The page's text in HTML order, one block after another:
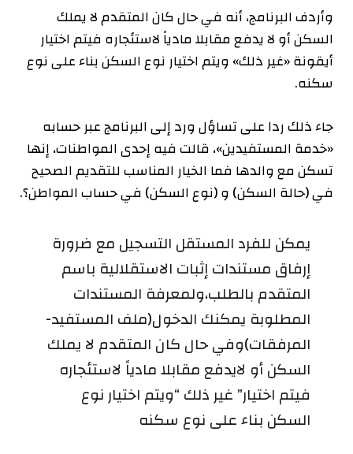
وأردف البرنامج، أنه في حال كان المتقدم لا يملك
السكن أو لا يدفع مقابلا مادياً لاستئجاره فيتم اختيار
أيقونة «غير ذلك» ويتم اختيار نوع السكن بناء على نوع
سكنه.
جاء ذلك ردا على تساؤل ورد إلى البرنامج عبر حسابه
«خدمة المستفيدين»، قالت فيه إحدى المواطنات، إنها
تسكن مع والدها فما الخيار المناسب للتقديم الصحيح
في (حالة السكن) و (نوع السكن) في حساب المواطن؟.
يمكن للفرد المستقل التسجيل مع ضرورة
إرفاق مستندات إثبات الاستقلالية باسم
المتقدم بالطلب،ولمعرفة المستندات
المطلوبة يمكنك الدخول(ملف المستفيد-
المرفقات)وفي حال كان المتقدم لا يملك
السكن أو لايدفع مقابلا مادياً لاستئجاره
فيتم اختيار” غير ذلك “ويتم اختيار نوع
السكن بناء على نوع سكنه